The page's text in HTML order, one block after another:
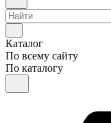
Каталог
По всему сайту
По каталогу